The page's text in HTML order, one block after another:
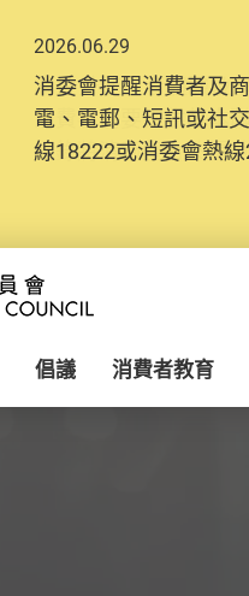
2026.06.29
消委會提醒消費者及
電、電郵、短訊或社
線18222或消委會熱
2025.10.31
為提升使用者體驗及
消費者需要提供基本
紀錄將清晰整合於帳
倡議 消費者教育